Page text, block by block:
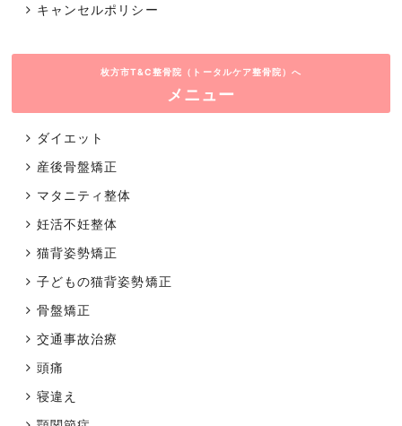
キャンセルポリシー
枚方市T&C整骨院（トータルケア整骨院）へ
メニュー
ダイエット
産後骨盤矯正
マタニティ整体
妊活不妊整体
猫背姿勢矯正
子どもの猫背姿勢矯正
骨盤矯正
交通事故治療
頭痛
寝違え